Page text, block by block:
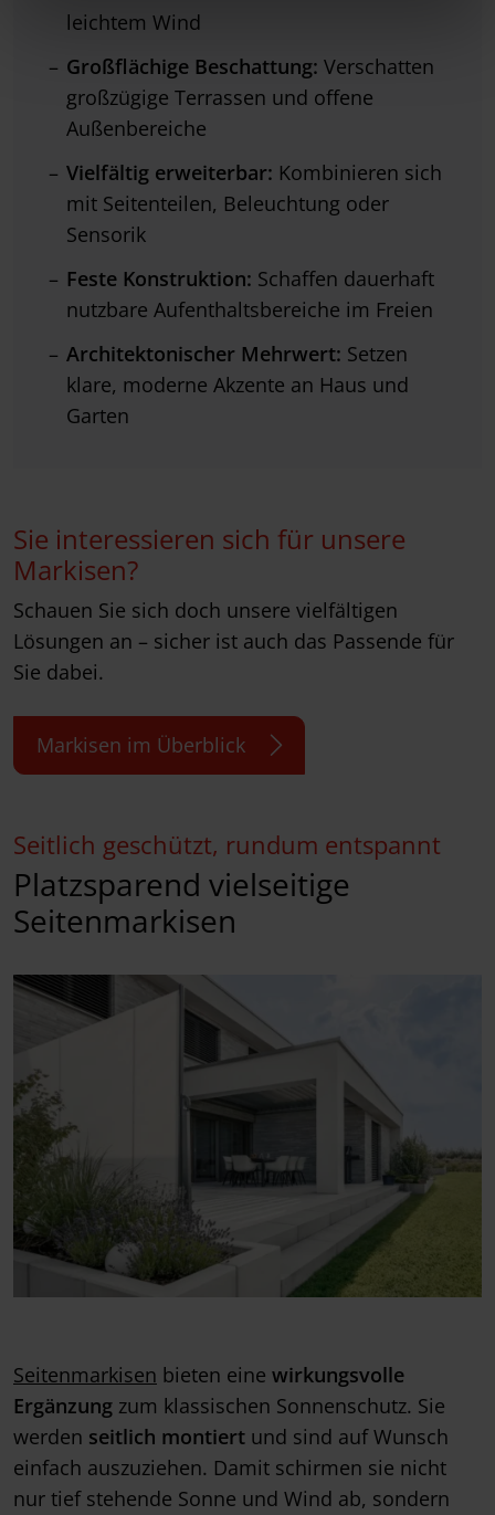
leichtem Wind
Großflächige Beschattung: Verschatten
großzügige Terrassen und offene
Außenbereiche
Vielfältig erweiterbar: Kombinieren sich
mit Seitenteilen, Beleuchtung oder
Sensorik
Feste Konstruktion: Schaffen dauerhaft
nutzbare Aufenthaltsbereiche im Freien
Architektonischer Mehrwert: Setzen
klare, moderne Akzente an Haus und
Garten
Sie interessieren sich für unsere
Markisen?
Schauen Sie sich doch unsere vielfältigen
Lösungen an – sicher ist auch das Passende für
Sie dabei.
Markisen im Überblick
Seitlich geschützt, rundum entspannt
Platzsparend vielseitige
Seitenmarkisen
Seitenmarkisen bieten eine wirkungsvolle
Ergänzung zum klassischen Sonnenschutz. Sie
werden seitlich montiert und sind auf Wunsch
einfach auszuziehen. Damit schirmen sie nicht
nur tief stehende Sonne und Wind ab, sondern